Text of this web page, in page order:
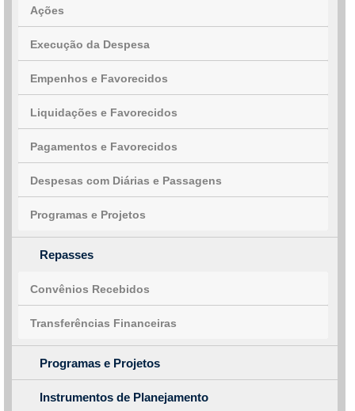
Ações
Execução da Despesa
Empenhos e Favorecidos
Liquidações e Favorecidos
Pagamentos e Favorecidos
Despesas com Diárias e Passagens
Programas e Projetos
Repasses
Convênios Recebidos
Transferências Financeiras
Programas e Projetos
Instrumentos de Planejamento